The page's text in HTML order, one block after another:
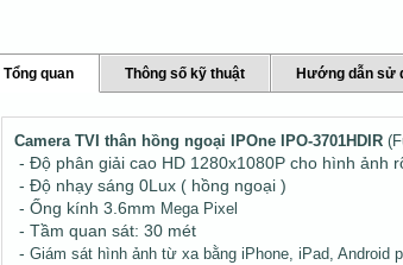
Tổng quan Thông số kỹ thuật Hướng dẫn sử
Camera TVI thân hồng ngoại IPOne IPO-3701HDIR
- Độ phân giải cao HD 1280x1080P cho hình ảnh
- Độ nhạy sáng 0Lux ( hồng ngoại )
- Ống kính 3.6mm Mega Pixel
- Tầm quan sát: 30 mét
- Giám sát hình ảnh từ xa bằng iPhone, iPad, Android